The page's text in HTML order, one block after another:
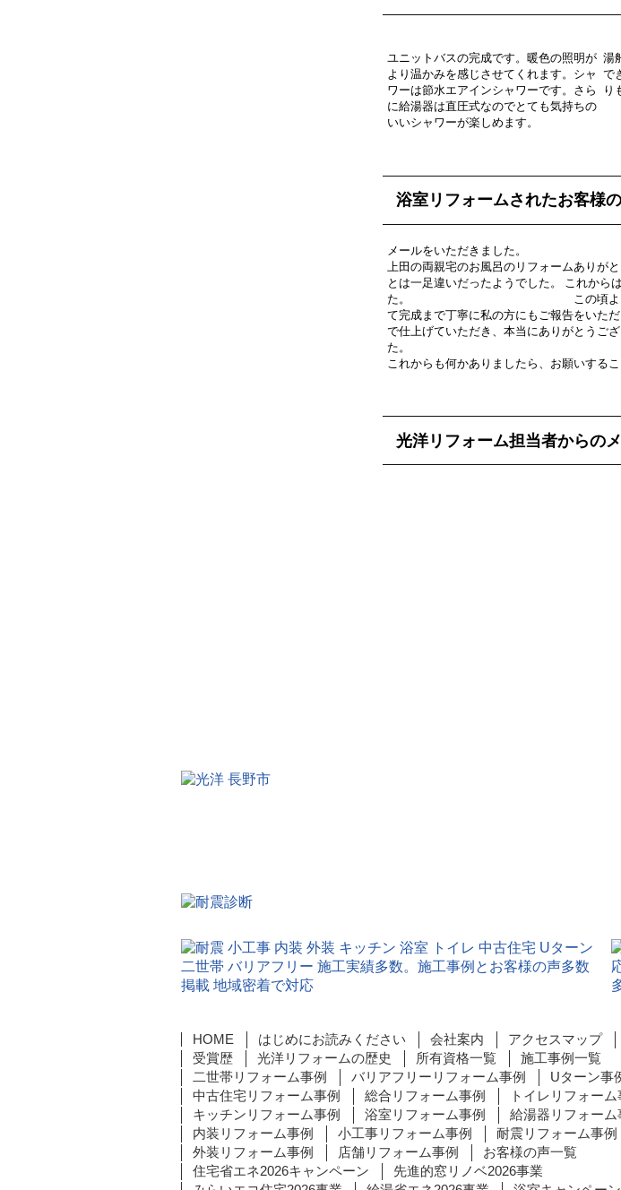
ユニットバスの完成です。暖色の照明が
より温かみを感じさせてくれます。シャ
ワーは節水エアインシャワーです。さら
に給湯器は直圧式なのでとても気持ちの
いいシャワーが楽しめます。
湯
で
り
浴室リフォームされたお客様
メールをいただきました。
上田の両親宅のお風呂のリフォームありが
とは一足違いだったようでした。 これから
た。 この頃ようやく新しいお風
て完成まで丁寧に私の方にもご報告をいた
で仕上げていただき、本当にありがとうご
これからも何かありましたら、お願いする
光洋リフォーム担当者からの
HOME はじめにお読みください 会社案内 アクセスマップ
受賞歴
光洋リフォームの歴史 所有資格一覧
施工事例一覧
二世帯リフォーム事例
バリアフリーリフォーム事例
Uターン事
中古住宅リフォーム事例
総合リフォーム事例
トイレリフォーム
キッチンリフォーム事例
浴室リフォーム事例
給湯器リフォーム
内装リフォーム事例
小工事リフォーム事例
耐震リフォーム事例
外装リフォーム事例
店舗リフォーム事例
お客様の声一覧
住宅省エネ2026キャンペーン
先進的窓リノベ2026事業